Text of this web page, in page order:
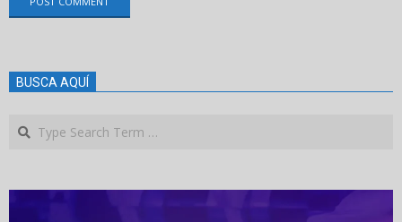
BUSCA AQUÍ
Search